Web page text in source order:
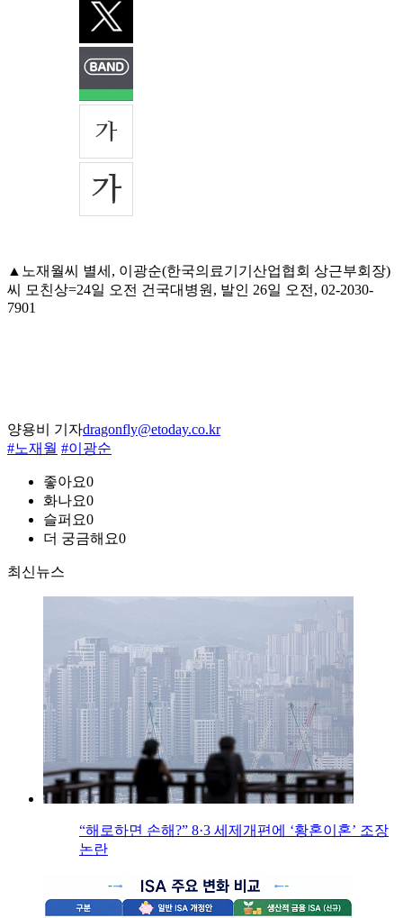
▲노재월씨 별세, 이광순(한국의료기기산업협회 상근부회장)
씨 모친상=24일 오전 건국대병원, 발인 26일 오전, 02-2030-
7901
양용비 기자dragonfly@etoday.co.kr
#노재월 #이광순
좋아요0
화나요0
슬퍼요0
더 궁금해요0
최신뉴스
“해로하면 손해?” 8·3 세제개편에 ‘황혼이혼’ 조장
논란